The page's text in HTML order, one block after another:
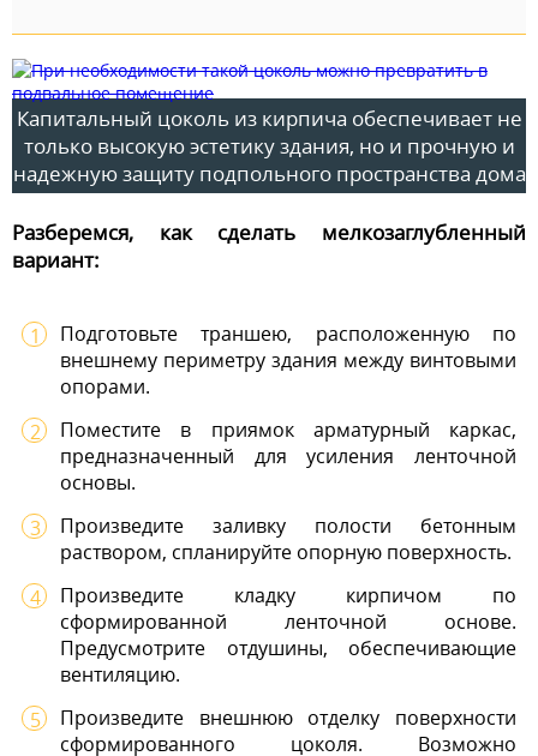
Капитальный цоколь из кирпича обеспечивает не
только высокую эстетику здания, но и прочную и
надежную защиту подпольного пространства дома
Разберемся, как сделать мелкозаглубленный
вариант:
Подготовьте траншею, расположенную по
внешнему периметру здания между винтовыми
опорами.
Поместите в приямок арматурный каркас,
предназначенный для усиления ленточной
основы.
Произведите заливку полости бетонным
раствором, спланируйте опорную поверхность.
Произведите кладку кирпичом по
сформированной ленточной основе.
Предусмотрите отдушины, обеспечивающие
вентиляцию.
Произведите внешнюю отделку поверхности
сформированного цоколя. Возможно